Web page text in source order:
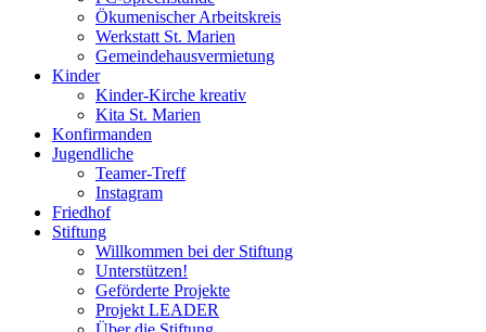
Ökumenischer Arbeitskreis
Werkstatt St. Marien
Gemeindehausvermietung
Kinder
Kinder-Kirche kreativ
Kita St. Marien
Konfirmanden
Jugendliche
Teamer-Treff
Instagram
Friedhof
Stiftung
Willkommen bei der Stiftung
Unterstützen!
Geförderte Projekte
Projekt LEADER